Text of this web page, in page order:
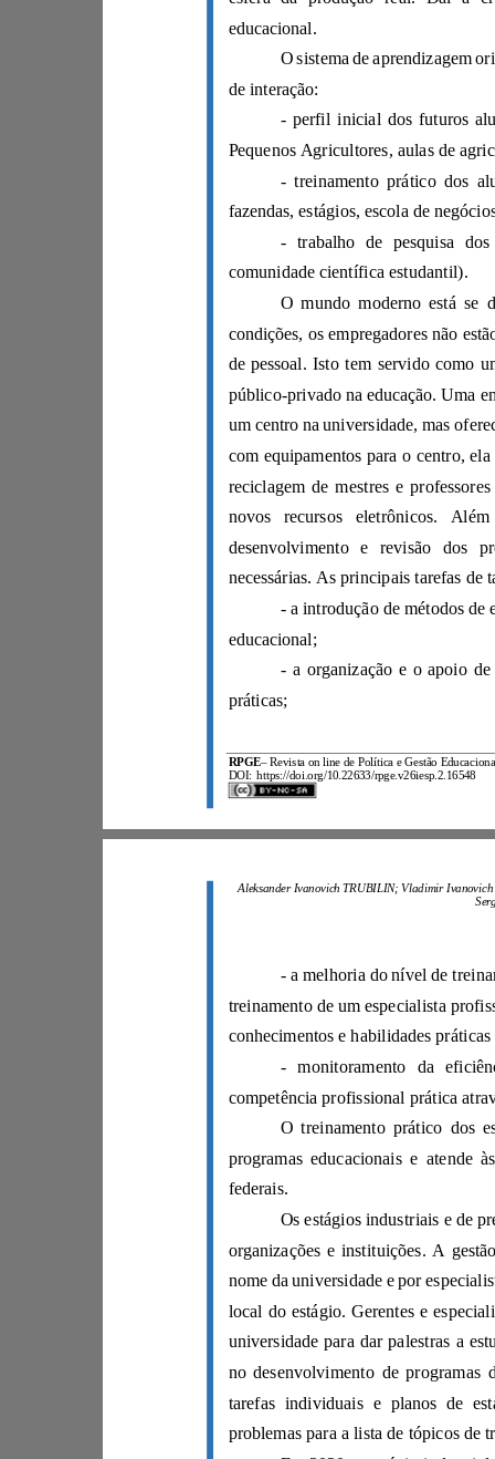
RPGE–
DOI:
https://doi.org/10.22633/rpge.v26iesp.2.16548
práticas;